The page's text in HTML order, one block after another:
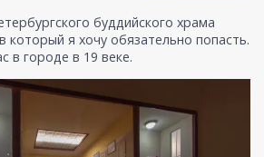
буддийского храма
который я хочу обязательно попасть.
в городе в 19 веке.